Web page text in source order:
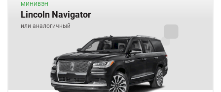
МИНИВЭН
Lincoln Navigator
или аналогичный